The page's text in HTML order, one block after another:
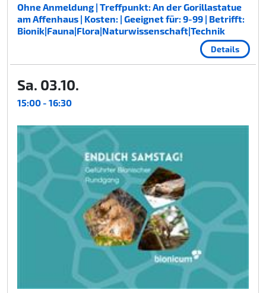
Ohne Anmeldung | Treffpunkt: An der Gorillastatue
am Affenhaus | Kosten: | Geeignet für: 9-99 | Betrifft:
Bionik|Fauna|Flora|Naturwissenschaft|Technik
Details
Sa. 03.10.
15:00 - 16:30